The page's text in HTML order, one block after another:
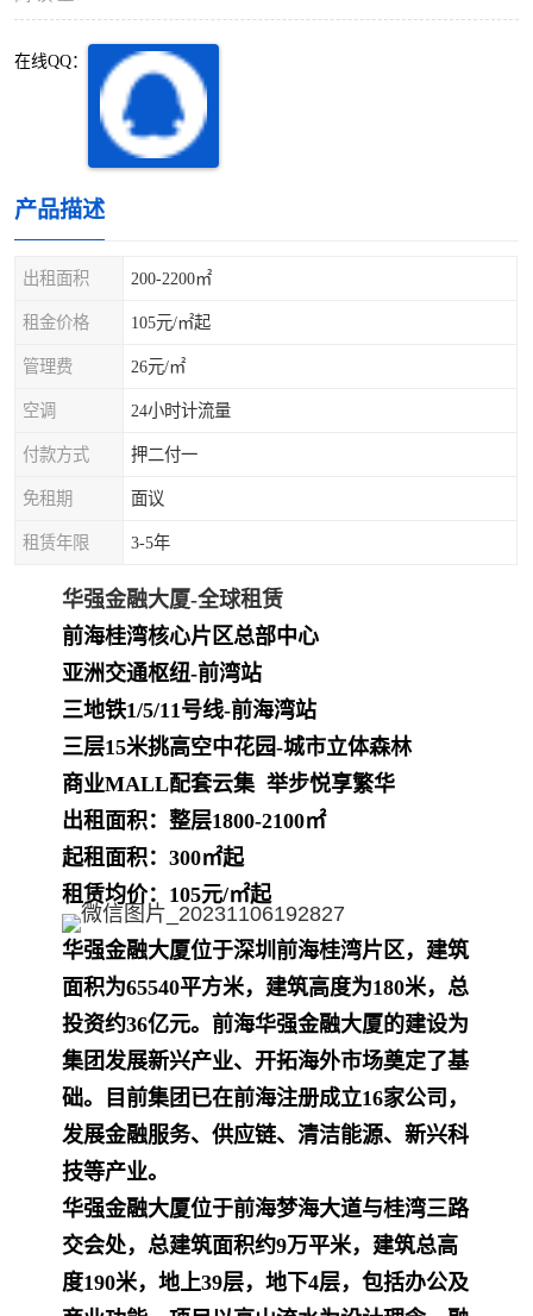
在线QQ：
产品描述
出租面积 200-2200㎡
租金价格 105元/㎡起
管理费 26元/㎡
空调 24小时计流量
付款方式 押二付一
免租期 面议
租赁年限 3-5年
华强金融大厦-全球租赁
前海桂湾核心片区总部中心
亚洲交通枢纽-前湾站
三地铁1/5/11号线-前海湾站
三层15米挑高空中花园-城市立体森林
商业MALL配套云集 举步悦享繁华
出租面积：整层1800-2100㎡
起租面积：300㎡起
租赁均价：105元/㎡起
华强金融大厦位于深圳前海桂湾片区，建筑
面积为65540平方米，建筑高度为180米，总
投资约36亿元。前海华强金融大厦的建设为
集团发展新兴产业、开拓海外市场奠定了基
础。目前集团已在前海注册成立16家公司，
发展金融服务、供应链、清洁能源、新兴科
技等产业。
华强金融大厦位于前海梦海大道与桂湾三路
交会处，总建筑面积约9万平米，建筑总高
度190米，地上39层，地下4层，包括办公及
深圳超级总部基地
华侨城
龙岗区
宝安西乡
龙华观澜